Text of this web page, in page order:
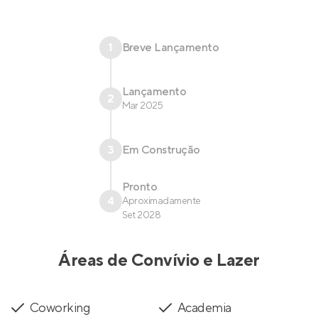
1 Breve Lançamento
2 Lançamento
Mar 2025
3 Em Construção
4
Pronto
Aproximadamente
Set 2028
Áreas de Convívio e Lazer
Coworking
Academia